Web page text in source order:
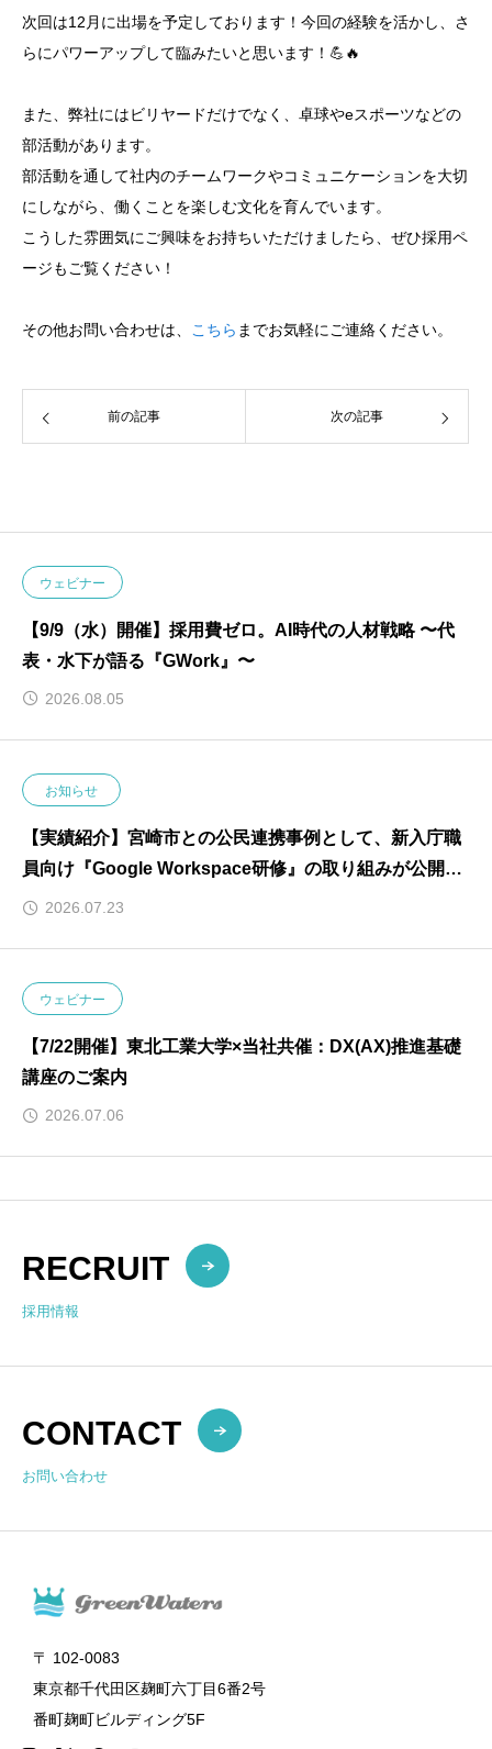
次回は12月に出場を予定しております！今回の経験を活かし、さ
らにパワーアップして臨みたいと思います！💪🔥
また、弊社にはビリヤードだけでなく、卓球やeスポーツなどの
部活動があります。
部活動を通して社内のチームワークやコミュニケーションを大切
にしながら、働くことを楽しむ文化を育んでいます。
こうした雰囲気にご興味をお持ちいただけましたら、ぜひ採用ペ
ージもご覧ください！
その他お問い合わせは、 こちら までお気軽にご連絡ください。
前の記事 次の記事
ウェビナー
【9/9（水）開催】採用費ゼロ。AI時代の人材戦略 〜代
表・水下が語る『GWork』〜
2026.08.05
お知らせ
【実績紹介】宮崎市との公民連携事例として、新入庁職
員向け『Google Workspace研修』の取り組みが公開さ
れました
2026.07.23
ウェビナー
【7/22開催】東北工業大学×当社共催：DX(AX)推進基礎
講座のご案内
2026.07.06
RECRUIT
採用情報
CONTACT
お問い合わせ
〒 102-0083
東京都千代田区麹町六丁目6番2号
番町麹町ビルディング5F